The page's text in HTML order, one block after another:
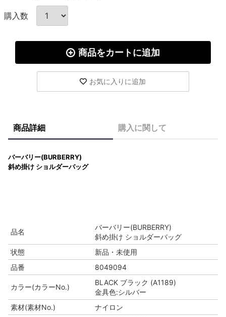
購入数
商品をカートに追加
お気に入りに追加
商品詳細 購入に関して
バーバリー(BURBERRY)
斜め掛け ショルダーバッグ
品名
バーバリー(BURBERRY)
斜め掛け ショルダーバッグ
状態
新品・未使用
品番
8049094
カラー(カラーNo.)
BLACK ブラック (A1189)
金具色:シルバー
素材(素材No.)
ナイロン